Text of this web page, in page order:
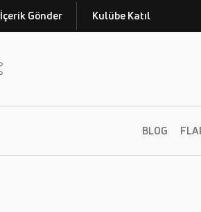
İçerik Gönder Kulübe Katıl
BLOG